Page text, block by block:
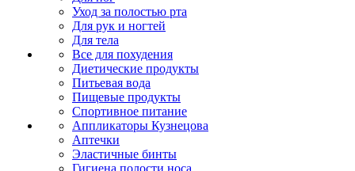
Уход за полостью рта
Для рук и ногтей
Для тела
Все для похудения
Диетические продукты
Питьевая вода
Пищевые продукты
Спортивное питание
Аппликаторы Кузнецова
Аптечки
Эластичные бинты
Гигиена полости носа